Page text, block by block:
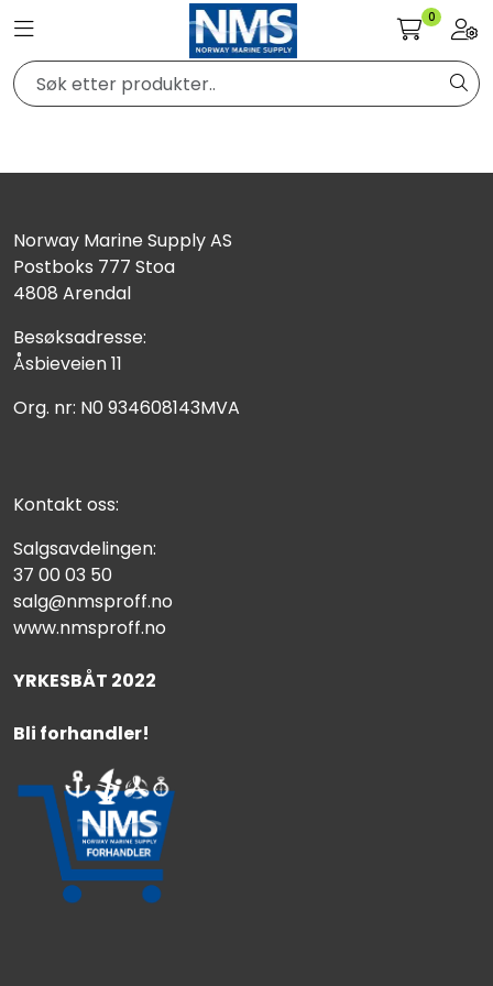
Toggle navigation 0
Norway Marine Supply AS
Postboks 777 Stoa
4808 Arendal
Besøksadresse:
Åsbieveien 11
Org. nr: N0 934608143MVA
Kontakt oss:
Salgsavdelingen:
37 00 03 50
salg@nmsproff.no
www.nmsproff.no
YRKESBÅT 2022
Bli forhandler!
Elektronikk
Bygg/Innredning
Komfort
VVS
Fortøyning
Fritid/Sikkerhet
Båtpleie/Opplag
Nyheter